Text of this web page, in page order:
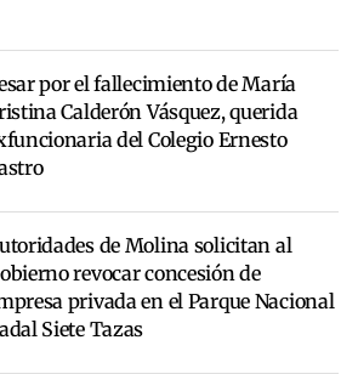
por el fallecimiento de María
Calderón Vásquez, querida
del Colegio Ernesto
de Molina solicitan al
revocar concesión de
privada en el Parque Nacional
Siete Tazas